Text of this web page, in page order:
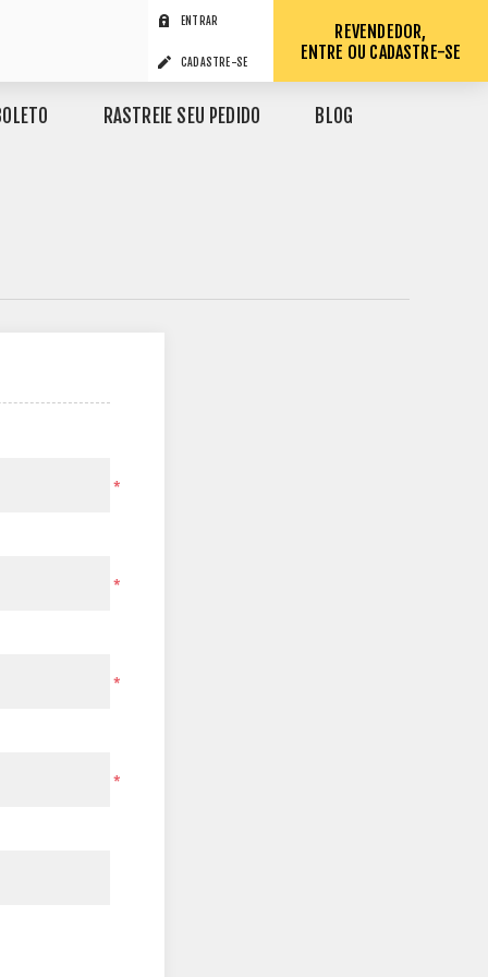
ENTRAR
CADASTRE-SE
REVENDEDOR,
ENTRE OU CADASTRE-SE
RASTREIE SEU PEDIDO BLOG
*
*
*
*